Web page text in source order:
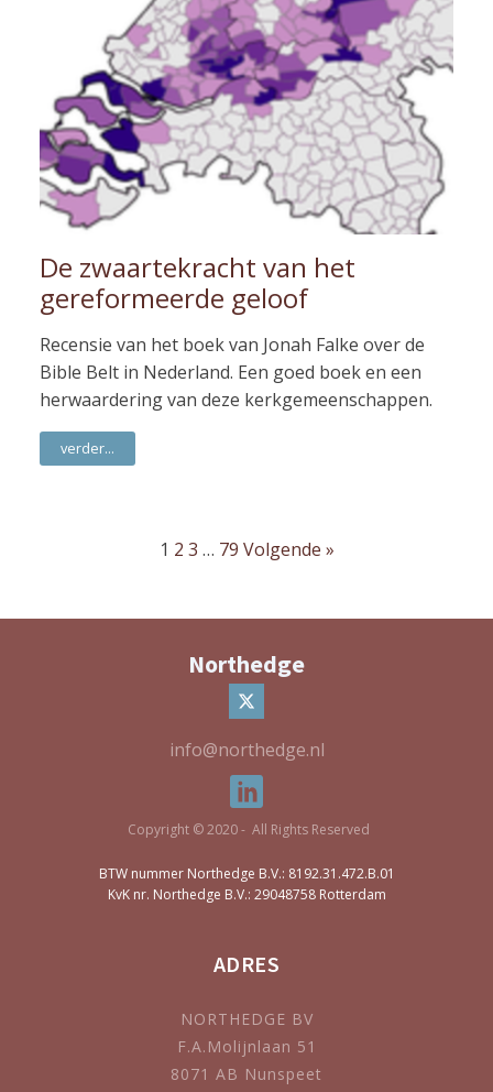
De zwaartekracht van het
gereformeerde geloof
Recensie van het boek van Jonah Falke over de
Bible Belt in Nederland. Een goed boek en een
herwaardering van deze kerkgemeenschappen.
verder...
1 2 3 … 79 Volgende »
Northedge
info@northedge.nl
Copyright © 2020 - All Rights Reserved
BTW nummer Northedge B.V.: 8192.31.472.B.01
KvK nr. Northedge B.V.: 29048758 Rotterdam
ADRES
NORTHEDGE BV
F.A.Molijnlaan 51
8071 AB Nunspeet